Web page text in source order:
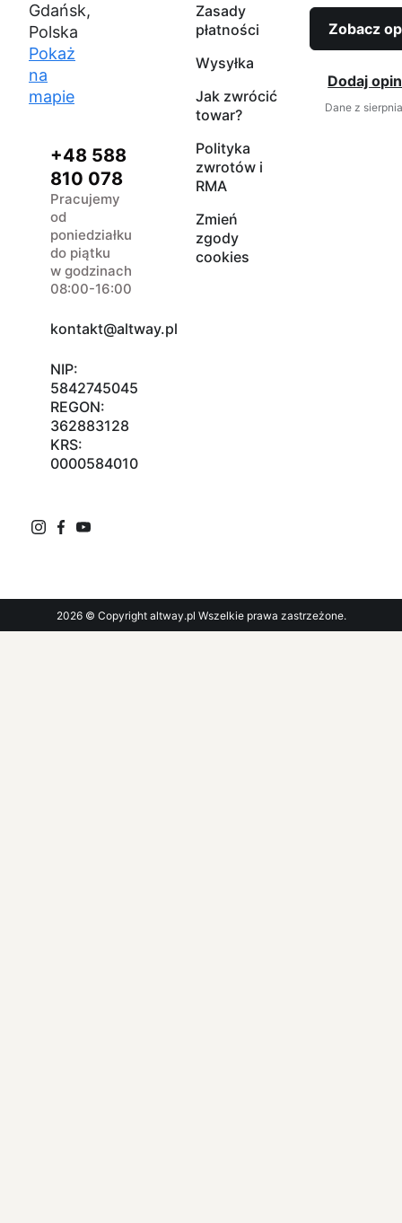
Gdańsk,
Polska
Pokaż
na
mapie
+48 588
810 078
Pracujemy
od
poniedziałku
do piątku
w godzinach
08:00-16:00
kontakt@altway.pl
NIP:
5842745045
REGON:
362883128
KRS:
0000584010
Zasady
płatności
Wysyłka
Jak zwrócić
towar?
Polityka
zwrotów i
RMA
Zmień
zgody
cookies
Zobacz
Dodaj
Dane z